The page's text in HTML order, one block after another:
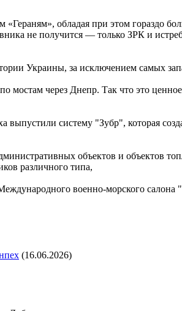
обладая при этом гораздо
не получится — только ЗРК и
Украины, за исключением самых
мостам через Днепр. Так что это
выпустили систему "Зубр", которая
объектов и объектов
различного типа,
военно-морского
(16.06.2026)